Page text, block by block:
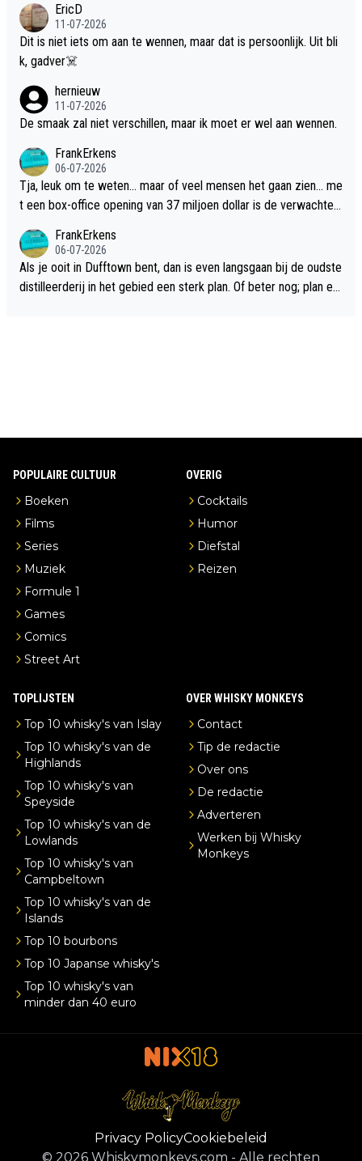
EricD
11-07-2026
Dit is niet iets om aan te wennen, maar dat is persoonlijk. Uit bli
k, gadver☠️
hernieuw
11-07-2026
De smaak zal niet verschillen, maar ik moet er wel aan wennen.
FrankErkens
06-07-2026
Tja, leuk om te weten... maar of veel mensen het gaan zien... me
t een box-office opening van 37 miljoen dollar is de verwachte
FrankErkens
06-07-2026
Als je ooit in Dufftown bent, dan is even langsgaan bij de oudste
distilleerderij in het gebied een sterk plan. Of beter nog; plan ee
POPULAIRE CULTUUR
Boeken
Films
Series
Muziek
Formule 1
Games
Comics
Street Art
OVERIG
Cocktails
Humor
Diefstal
Reizen
TOPLIJSTEN
Top 10 whisky's van Islay
Top 10 whisky's van de
Highlands
Top 10 whisky's van
Speyside
Top 10 whisky's van de
Lowlands
Top 10 whisky's van
Campbeltown
Top 10 whisky's van de
Islands
Top 10 bourbons
Top 10 Japanse whisky's
Top 10 whisky's van
minder dan 40 euro
OVER WHISKY MONKEYS
Contact
Tip de redactie
Over ons
De redactie
Adverteren
Werken bij Whisky
Monkeys
Privacy PolicyCookiebeleid
© 2026 Whiskymonkeys.com - Alle rechten